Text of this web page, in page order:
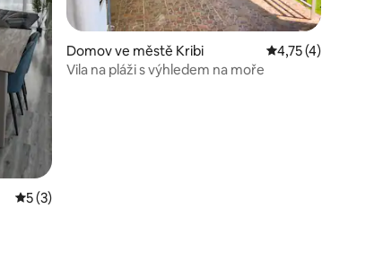
Průměrné hodnocení 5 z 5, 3 hodnocení
5 (3)
Domov ve městě Kribi Průměrné
4,75 (4)
Vila na pláži s výhledem na moře